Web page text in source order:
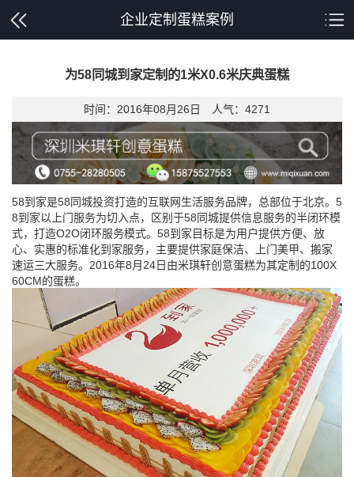
企业定制蛋糕案例
为58同城到家定制的1米X0.6米庆典蛋糕
时间：2016年08月26日 人气： 4271
58到家是58同城投资打造的互联网生活服务品牌，总部位于北京。5
8到家以上门服务为切入点，区别于58同城提供信息服务的半闭环模
式，打造O2O闭环服务模式。58到家目标是为用户提供方便、放
心、实惠的标准化到家服务，主要提供家庭保洁、上门美甲、搬家
速运三大服务。2016年8月24日由米琪轩创意蛋糕为其定制的100X
60CM的蛋糕。